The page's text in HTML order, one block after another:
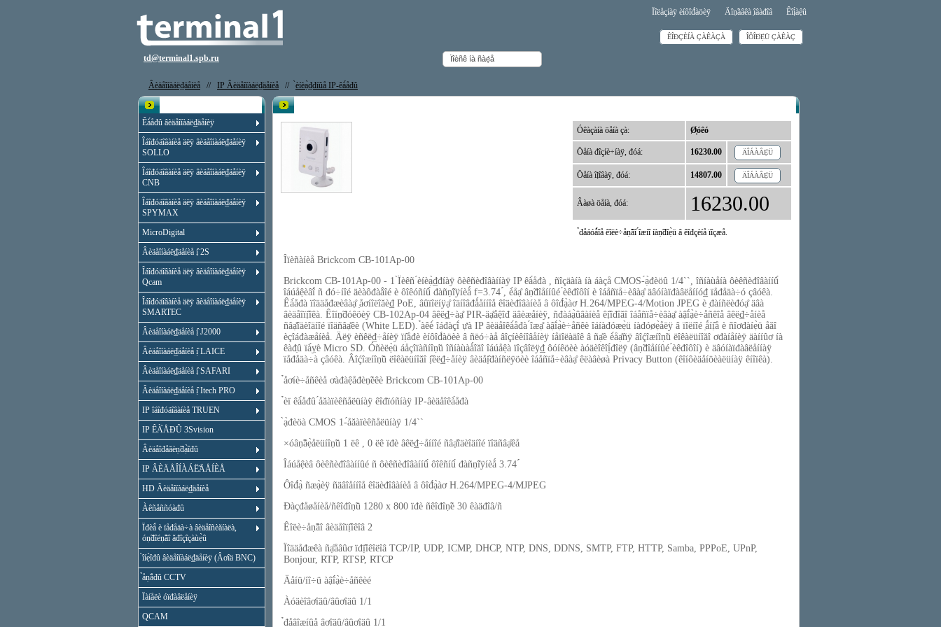
td@terminal1.spb.ru
Ïîëåçíàÿ èíôîđ́àöèÿ Äîṇ̃àâêà ̣îâàđîâ Êîị́àệû
ÊÎĐÇÈÍÀ ÇÀÊÀÇÀ ÎÔÎĐ́Ẹ̀Ü ÇÀÊÀÇ
Âèäåîíàáë₫äåíèå // IP Âèäåîíàáë₫äåíèå // ̀èíèạ̀₫đíûå IP-êà́åđû
Êà́åđû âèäåîíàáë₫äåíèÿ
Îáîđóäîâàíèå äëÿ âèäåîíàáë₫äåíèÿ
SOLLO
Îáîđóäîâàíèå äëÿ âèäåîíàáë₫äåíèÿ
CNB
Îáîđóäîâàíèå äëÿ âèäåîíàáë₫äåíèÿ
SPYMAX
MicroDigital
Âèäåîíàáë₫äåíèå ị̂ 2S
Îáîđóäîâàíèå äëÿ âèäåîíàáë₫äåíèÿ
Qcam
Îáîđóäîâàíèå äëÿ âèäåîíàáë₫äåíèÿ
SMARTEC
Âèäåîíàáë₫äåíèå ị̂ J2000
Âèäåîíàáë₫äåíèå ị̂ LAICE
Âèäåîíàáë₫äåíèå ị̂ SAFARI
Âèäåîíàáë₫äåíèå ị̂ Itech PRO
IP îáîđóäîâàíèå TRUEN
IP ÊÀ̀ÅĐÛ 3Svision
Âèäåîđåăèṇ̃đạ̀îđû
IP ÂÈÄÅÎÍÀÁË̃ÄÅÍÈÅ
HD Âèäåîíàáë₫äåíèå
Àêñåññóàđû
Ïđèǻ è ïåđåäà÷à âèäåîñèăíàëà,
óṇ̃đîéṇ̃âî ăđîçîçàùẹ̀û
̀îíẹ̀îđû âèäåîíàáë₫äåíèÿ (Âơîä BNC)
̉åṇ̃åđû CCTV
Ïàíåëè óïđàâëåíèÿ
QCAM
Óêàçàíà öåíà çà: Ø̣óêó
Öåíà đîçíè÷íàÿ, đóá: 16230.00 ÄÎÁÀÂẸ̀Ü
Öåíà îị̈îâàÿ, đóá: 14807.00 ÄÎÁÀÂẸ̀Ü
Âàøà öåíà, đóá: 16230.00
̉đåáóǻîå êîëè÷åṇ̃âî ́îæíî íàṇ̃đîẹ̀ü â êîđçèíå ïîçæå.
Îïèñàíèå Brickcom CB-101Ap-00
Brickcom CB-101Ap-00 - 1 ̀Ïèêñ ́èíèạ̀₫đíàÿ ôèêñèđîâàííàÿ IP êà́åđà , ñîçäàíà íà áàçå CMOS-́ạ̀đèöû 1/4``, îñíàùåíà ôèêñèđîâàííû́
îáúåệèâî́ ñ đó÷íîé äèàôđàắîé è ôîêóñíû́ đàñṇ̃îÿíèǻ f=3.74 ́́, è́åạ̊ âṇ̃đîåííûé ́èêđîôîí è îáåñïå÷èâàạ̊ äâóíàïđàâëåííó₫ ïåđåäà÷ó çâóêà.
Êà́åđà ïîääåđæèâàạ̊ ̣åơíîëîăè₫ PoE, âûïîëíÿạ̊ îäíîâđǻåííîå êîäèđîâàíèå â ôîđ́ạ̀àơ H.264/MPEG-4/Motion JPEG è ̣đàíñëèđóạ̊ äâà
âèäåîïị̂îêà. Êîíṇ̃đóêöèÿ CB-102Ap-04 âêë₫÷àạ̊ PIR-äạ̊åệîđ äâèæåíèÿ, ñđàáạ̀ûâàíèå êị̂îđîăî îáåñïå÷èâàạ̊ àậî́ạ̀è÷åñêîå âêë₫÷åíèå
ñâạ̊îäèîäíîé ïîäñâạ̊êè (White LED). ̉àêè́ îáđàçî́ ựà IP âèäåîêà́åđà ́îæạ̊ àậî́ạ̀è÷åñêè îáíàđóæẹ̀ü íàđóøẹ̀åëÿ â ïîëíîé ̣ǻíị̂å è ñîơđàíẹ̀ü åăî
èçîáđàæåíèå. Äëÿ èñêë₫÷åíèÿ ïị̂åđè èíôîđ́àöèè â ñëó÷àå âîçíèêíîâåíèÿ íåïîëàäîê â ñạ̊è è́åạ̊ñÿ âîḉîæíîṇ̃ü ëîêàëüíîăî ơđàíåíèÿ äàííûơ íà
êàđ̣û ïà́ỵ̈è Micro SD. Óñèëẹ̀ü áåçîïàñíîṇ̃ü îñíàùàǻîăî îáúåệà ïîçâîëÿ₫̣ ôóíêöèè àóäèîêîị́đîëÿ (âṇ̃đîåííûé ́èêđîôîí) è äâóíàïđàâëåííàÿ
ïåđåäà÷à çâóêà. Âîḉîæíîṇ̃ü ëîêàëüíîăî ị̂êë₫÷åíèÿ âèäåị̂đàíñëÿöèè îáåñïå÷èâàạ̊ êëàâèøà Privacy Button (êîíôèäåíöèàëüíàÿ êíîïêà).
̉åơíè÷åñêèå ơàđàệåđèṇ̃èêè Brickcom CB-101Ap-00
̉èï êà́åđû ́åăàïèêñåëüíàÿ êîđïóñíàÿ IP-âèäåîêà́åđà
̀ạ̀đèöà CMOS 1-́åăàïèêñåëüíàÿ 1/4``
×óâṇ̃âẹ̀åëüíîṇ̃ü 1 ëê , 0 ëê ïđè âêë₫÷åííîé ñâạ̊îäèîäíîé ïîäñâạ̊êå
Îáúåệèâ ôèêñèđîâàííûé ñ ôèêñèđîâàííû́ ôîêñíû́ đàñṇ̃îÿíèǻ 3.74 ́́
Ôîđ́ạ̀ ñæạ̀èÿ ñäâîåííîå êîäèđîâàíèå â ôîđ́ạ̀àơ H.264/MPEG-4/MJPEG
Đàçđåøåíèå/ñêîđîṇ̃ü 1280 x 800 ïđè ñêîđîṇ̃è 30 êàäđîâ/ñ
Êîëè÷åṇ̃âî âèäåîïị̂îêîâ 2
Ïîääåđæêà ñạ̊åâûơ ïđị̂îêîëîâ TCP/IP, UDP, ICMP, DHCP, NTP, DNS, DDNS, SMTP, FTP, HTTP, Samba, PPPoE, UPnP,
Bonjour, RTP, RTSP, RTCP
Äåíü/íî÷ü àậî́ạ̀è÷åñêèé
Àóäèîâơîäû/âûơîäû 1/1
̉đåâîæíûå âơîäû/âûơîäû 1/1